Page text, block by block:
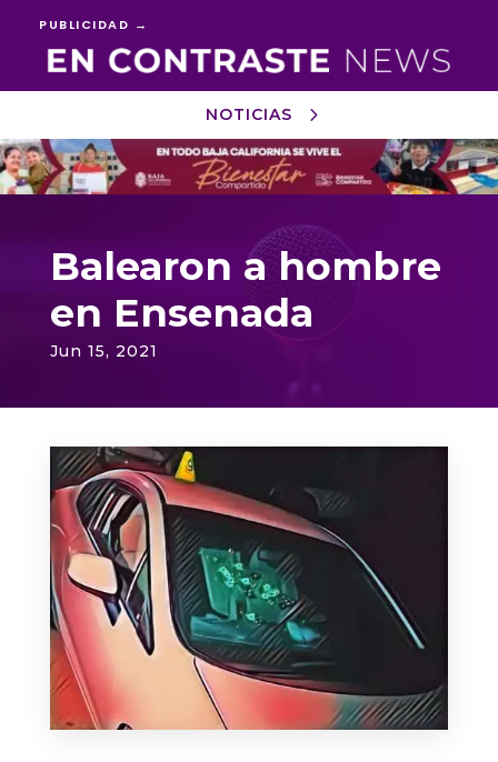
PUBLICIDAD →
NOTICIAS
Reproductor
de
vídeo
Balearon a hombre
en Ensenada
Jun 15, 2021